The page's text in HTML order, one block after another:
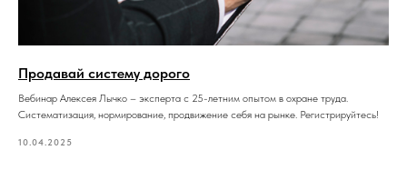
Продавай систему дорого
Вебинар Алексея Лычко – эксперта с 25-летним опытом в охране труда.
Систематизация, нормирование, продвижение себя на рынке. Регистрируйтесь!
10.04.2025